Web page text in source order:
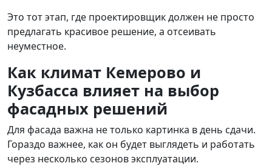
Это тот этап, где проектировщик должен не просто
предлагать красивое решение, а отсеивать
неуместное.
Как климат Кемерово и
Кузбасса влияет на выбор
фасадных решений
Для фасада важна не только картинка в день сдачи.
Гораздо важнее, как он будет выглядеть и работать
через несколько сезонов эксплуатации.